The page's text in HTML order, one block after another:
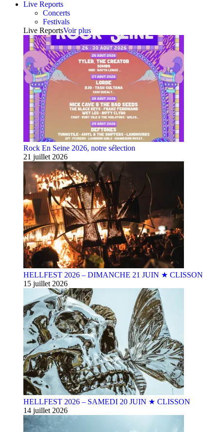
Live Reports
Concerts
Festivals
Live ReportsVoir plus
Rock En Seine 2026, notre sélection
21 juillet 2026
HELLFEST 2026 – DIMANCHE 21 JUIN ★ CLISSON
15 juillet 2026
HELLFEST 2026 – SAMEDI 20 JUIN ★ CLISSON
14 juillet 2026